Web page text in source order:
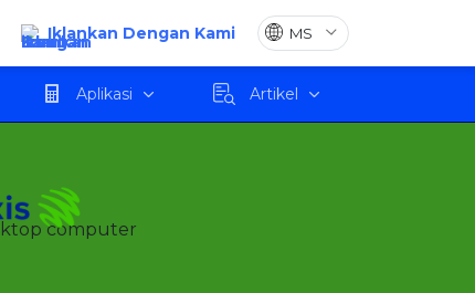
Iklankan Dengan Kami
Aplikasi Artikel
Mohon